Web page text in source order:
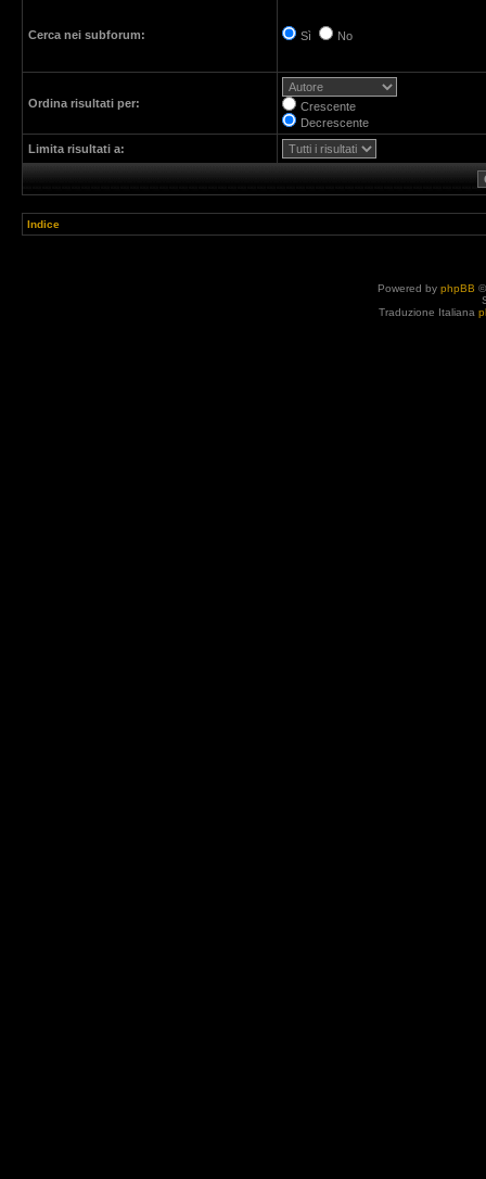
Cerca nei subforum: Sì No
Ordina risultati per:
Crescente
Decrescente
Limita risultati a:
Indice
Powered by phpBB
Traduzione Italiana